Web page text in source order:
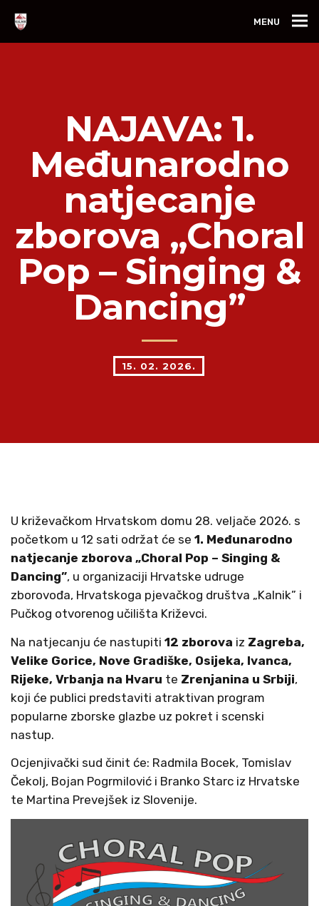
MENU
NAJAVA: 1.
Međunarodno
natjecanje
zborova „Choral
Pop – Singing &
Dancing”
15. 02. 2026.
U križevačkom Hrvatskom domu 28. veljače 2026. s
početkom u 12 sati održat će se 1. Međunarodno
natjecanje zborova „Choral Pop – Singing &
Dancing”, u organizaciji Hrvatske udruge
zborovođa, Hrvatskoga pjevačkog društva „Kalnik” i
Pučkog otvorenog učilišta Križevci.
Na natjecanju će nastupiti 12 zborova iz Zagreba,
Velike Gorice, Nove Gradiške, Osijeka, Ivanca,
Rijeke, Vrbanja na Hvaru te Zrenjanina u Srbiji,
koji će publici predstaviti atraktivan program
popularne zborske glazbe uz pokret i scenski
nastup.
Ocjenjivački sud činit će: Radmila Bocek, Tomislav
Čekolj, Bojan Pogrmilović i Branko Starc iz Hrvatske
te Martina Prevejšek iz Slovenije.